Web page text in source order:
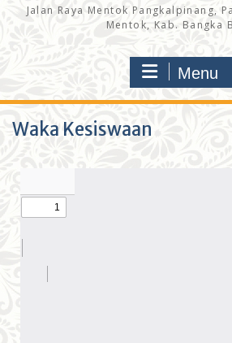
Jalan Raya Mentok Pangkalpinang,
Mentok, Kab. Bangka
Menu
Waka Kesiswaan